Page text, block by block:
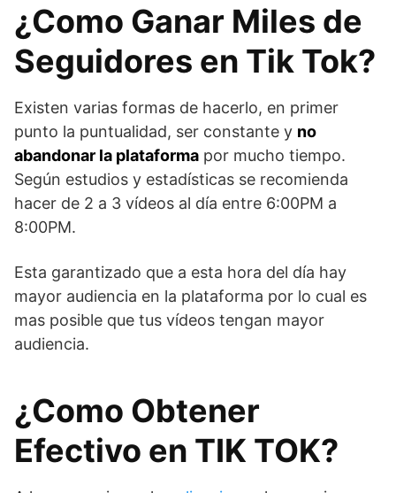
¿Como Ganar Miles de
Seguidores en Tik Tok?
Existen varias formas de hacerlo, en primer
punto la puntualidad, ser constante y no
abandonar la plataforma por mucho tiempo.
Según estudios y estadísticas se recomienda
hacer de 2 a 3 vídeos al día entre 6:00PM a
8:00PM.
Esta garantizado que a esta hora del día hay
mayor audiencia en la plataforma por lo cual es
mas posible que tus vídeos tengan mayor
audiencia.
¿Como Obtener
Efectivo en TIK TOK?